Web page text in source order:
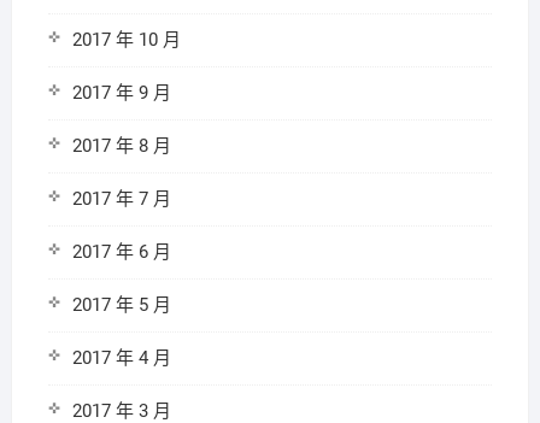
2017 年 10 月
2017 年 9 月
2017 年 8 月
2017 年 7 月
2017 年 6 月
2017 年 5 月
2017 年 4 月
2017 年 3 月